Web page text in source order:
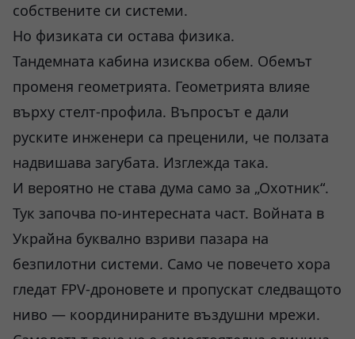
собствените си системи.
Но физиката си остава физика.
Тандемната кабина изисква обем. Обемът
променя геометрията. Геометрията влияе
върху стелт-профила. Въпросът е дали
руските инженери са преценили, че ползата
надвишава загубата. Изглежда така.
И вероятно не става дума само за „Охотник“.
Тук започва по-интересната част. Войната в
Украйна буквално взриви пазара на
безпилотни системи. Само че повечето хора
гледат FPV-дроновете и пропускат следващото
ниво — координираните въздушни мрежи.